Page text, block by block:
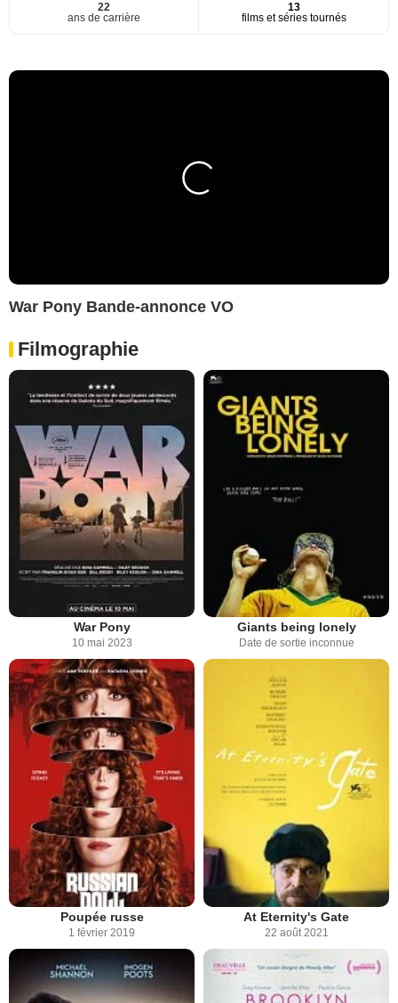
22
ans de carrière
13
films et séries tournés
War Pony Bande-annonce VO
Filmographie
War Pony
10 mai 2023
Giants being lonely
Date de sortie inconnue
Poupée russe
1 février 2019
At Eternity's Gate
22 août 2021